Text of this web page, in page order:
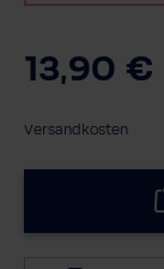
13,90 €
Versandkosten